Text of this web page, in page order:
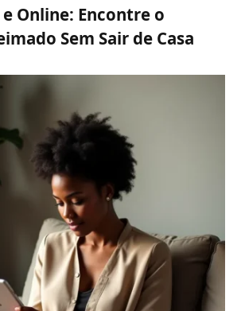
Online: Encontre o
Sem Sair de Casa